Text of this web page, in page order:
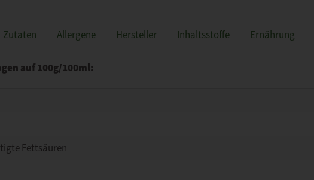
Zutaten Allergene Hersteller Inhaltsstoffe Ernährung
auf 100g/100ml:
Fettsäuren